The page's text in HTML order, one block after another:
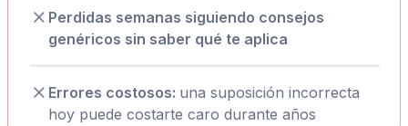
Perdidas semanas siguiendo consejos
genéricos sin saber qué te aplica
Errores costosos: una suposición incorrecta
hoy puede costarte caro durante años